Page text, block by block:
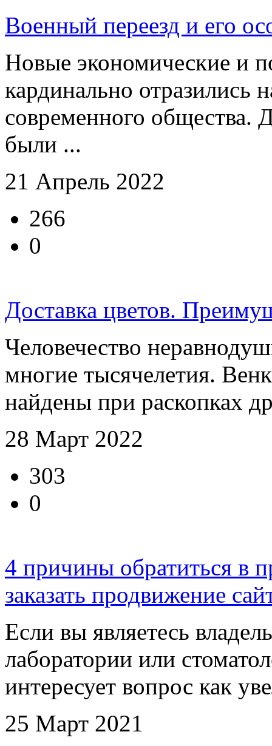
Военный переезд и его
Новые экономические и
кардинально отразились
современного общества.
были ...
21 Апрель 2022
266
0
Доставка цветов.
Человечество
многие тысячелетия.
найдены при раскопках
28 Март 2022
303
0
4 причины обратиться в
заказать продвижение
Если вы являетесь
лаборатории или
интересует вопрос как
25 Март 2021